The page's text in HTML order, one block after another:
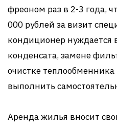
фреоном раз в 2-3 года,
000 рублей за визит
кондиционер нуждается
конденсата, замене
очистке
выполнить
Аренда жилья вносит